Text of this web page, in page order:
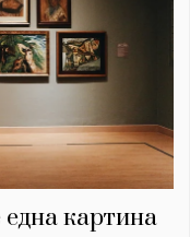
една картина